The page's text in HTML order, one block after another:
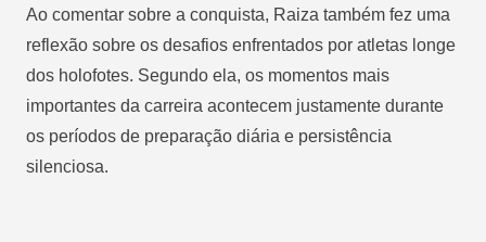
Ao comentar sobre a conquista, Raiza também fez uma
reflexão sobre os desafios enfrentados por atletas longe
dos holofotes. Segundo ela, os momentos mais
importantes da carreira acontecem justamente durante
os períodos de preparação diária e persistência
silenciosa.